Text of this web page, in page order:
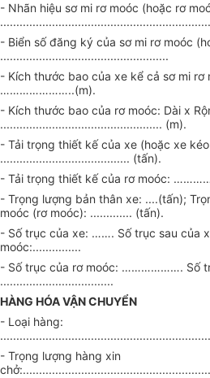
- Nhãn hiệu sơ mi rơ moóc (hoặc rơ
- Biển số đăng ký của sơ mi rơ moóc
....................................................
- Kích thước bao của xe kể cả sơ mi rơ
…………………..(m).
- Kích thước bao của rơ moóc: Dài x
.................................................. (m).
- Tải trọng thiết kế của xe (hoặc xe
........................................ (tấn).
- Tải trọng thiết kế của rơ moóc:
- Trọng lượng bản thân xe: ....(tấn);
moóc (rơ moóc): ............. (tấn).
- Số trục của xe: ……. Số trục sau của
moóc:...............
- Số trục của rơ moóc: ………………. Số
...................................
HÀNG HÓA VẬN CHUYỂN
- Loại hàng:
- Trọng lượng hàng xin